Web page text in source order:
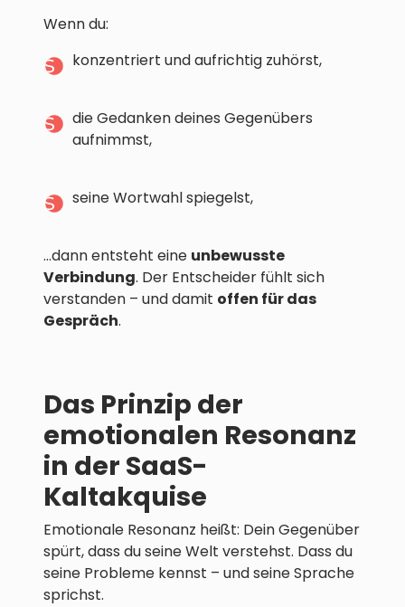
Wenn du:
konzentriert und aufrichtig zuhörst,
die Gedanken deines Gegenübers
aufnimmst,
seine Wortwahl spiegelst,
…dann entsteht eine unbewusste
Verbindung. Der Entscheider fühlt sich
verstanden – und damit offen für das
Gespräch.
Das Prinzip der
emotionalen Resonanz
in der SaaS-
Kaltakquise
Emotionale Resonanz heißt: Dein Gegenüber
spürt, dass du seine Welt verstehst. Dass du
seine Probleme kennst – und seine Sprache
sprichst.